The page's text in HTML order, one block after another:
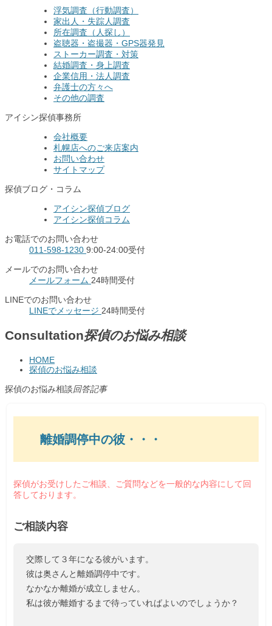
浮気調査（行動調査）
家出人・失踪人調査
所在調査（人探し）
盗聴器・盗撮器・GPS器発見
ストーカー調査・対策
結婚調査・身上調査
企業信用・法人調査
弁護士の方々へ
その他の調査
アイシン探偵事務所
会社概要
札幌店へのご来店案内
お問い合わせ
サイトマップ
探偵ブログ・コラム
アイシン探偵ブログ
アイシン探偵コラム
お電話でのお問い合わせ
011-598-1230 9:00-24:00受付
メールでのお問い合わせ
メールフォーム 24時間受付
LINEでのお問い合わせ
LINEでメッセージ 24時間受付
Consultation探偵のお悩み相談
HOME
探偵のお悩み相談
探偵のお悩み相談回答記事
離婚調停中の彼・・・
探偵がお受けしたご相談、ご質問などを一般的な内容にして回
答しております。
ご相談内容
交際して３年になる彼がいます。
彼は奥さんと離婚調停中です。
なかなか離婚が成立しません。
私は彼が離婚するまで待っていればよいのでしょうか？